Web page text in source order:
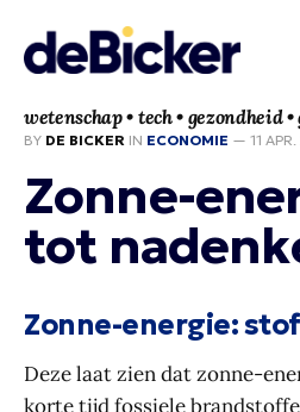
wetenschap • tech • gezondheid •
BY DE BICKER IN ECONOMIE — 11
Zonne-
tot
Zonne-energie:
Deze laat zien dat zonne-
korte tijd fossiele